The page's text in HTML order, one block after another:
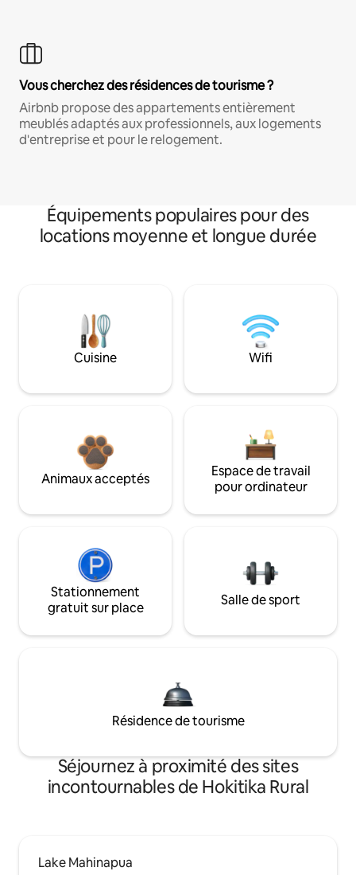
Vous cherchez des résidences de tourisme ?
Airbnb propose des appartements entièrement
meublés adaptés aux professionnels, aux logements
d'entreprise et pour le relogement.
Équipements populaires pour des
locations moyenne et longue durée
Cuisine Wifi
Animaux acceptés
Espace de travail
pour ordinateur
Stationnement
gratuit sur place
Salle de sport
Résidence de tourisme
Séjournez à proximité des sites
incontournables de Hokitika Rural
Lake Mahinapua